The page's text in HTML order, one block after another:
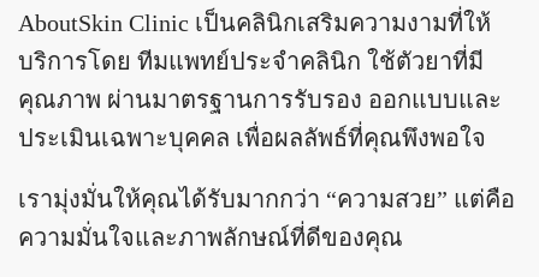
AboutSkin Clinic เป็นคลินิกเสริมความงามที่ให้
บริการโดย ทีมแพทย์ประจำคลินิก ใช้ตัวยาที่มี
คุณภาพ ผ่านมาตรฐานการรับรอง ออกแบบและ
ประเมินเฉพาะบุคคล เพื่อผลลัพธ์ที่คุณพึงพอใจ
เรามุ่งมั่นให้คุณได้รับมากกว่า “ความสวย” แต่คือ
ความมั่นใจและภาพลักษณ์ที่ดีของคุณ